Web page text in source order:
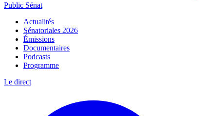
Public Sénat
Actualités
Sénatoriales 2026
Émissions
Documentaires
Podcasts
Programme
Le direct